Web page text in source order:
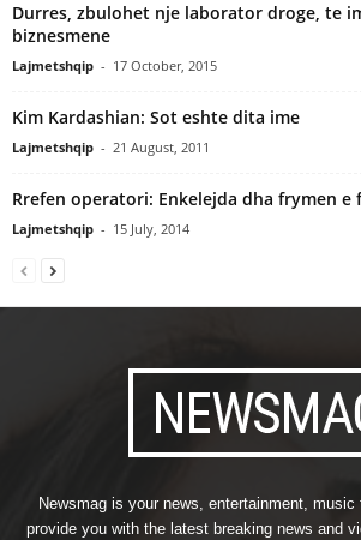
Durres, zbulohet nje laborator droge, te
biznesmene
Lajmetshqip - 17 October, 2015
Kim Kardashian: Sot eshte dita ime
Lajmetshqip - 21 August, 2011
Rrefen operatori: Enkelejda dha frymen
Lajmetshqip - 15 July, 2014
Newsmag is your news, entertainment,
provide you with the latest breaking news and